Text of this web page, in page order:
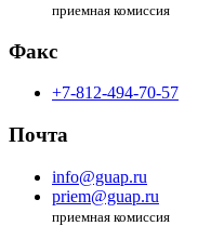
приемная комиссия
Факс
+7-812-494-70-57
Почта
info@guap.ru
priem@guap.ru
приемная комиссия